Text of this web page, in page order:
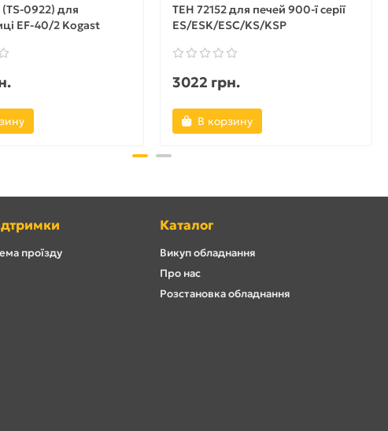
0922) для
EF-40/2 Kogast
ТЕН 72152 для печей 900-ї серії
ES/ESK/ESC/KS/KSP
3022 грн.
В корзину
проїзду
Каталог
Викуп обладнання
Про нас
Розстановка обладнання